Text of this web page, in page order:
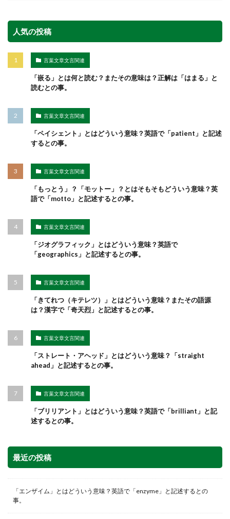
人気の投稿
言葉文章文言関連
「嵌る」とは何と読む？またその意味は？正解は「はまる」と
読むとの事。
言葉文章文言関連
「ペイシェント」とはどういう意味？英語で「patient」と記述
するとの事。
言葉文章文言関連
「もっとう」？「モットー」？とはそもそもどういう意味？英
語で「motto」と記述するとの事。
言葉文章文言関連
「ジオグラフィック」とはどういう意味？英語で
「geographics」と記述するとの事。
言葉文章文言関連
「きてれつ（キテレツ）」とはどういう意味？またその語源
は？漢字で「奇天烈」と記述するとの事。
言葉文章文言関連
「ストレート・アヘッド」とはどういう意味？「straight
ahead」と記述するとの事。
言葉文章文言関連
「ブリリアント」とはどういう意味？英語で「brilliant」と記
述するとの事。
最近の投稿
「エンザイム」とはどういう意味？英語で「enzyme」と記述するとの
事。